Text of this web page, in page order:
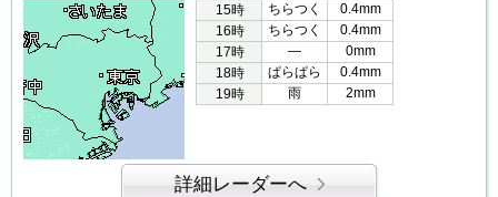
15時 ちらつく
0.4mm
16時
ちらつく
0.4mm
17時
―
0mm
18時
ぱらぱら
0.4mm
19時
雨 2mm
詳細レーダーへ